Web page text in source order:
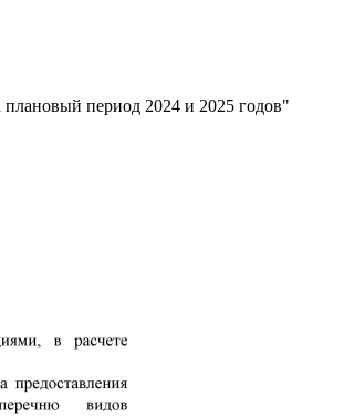
период 2024 и 2025 годов"